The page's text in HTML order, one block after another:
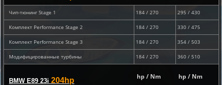
Чип-тюнинг Stage 1 184 / 270 295 / 430
Комплект Performance Stage 2 184 / 270 330 / 475
Комплект Performance Stage 3 184 / 270 354 / 503
Модифицированные турбины 184 / 270 360 / 510
BMW E89 23i 204hp hp / Nm hp / Nm